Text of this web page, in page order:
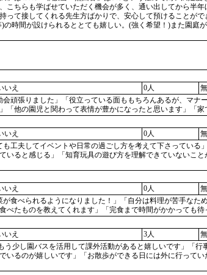
ちらも学ばせていただく機会が多く、通い出してから半
て接してくれる先生方ばかりで、安心して預けることが
時間が設けられるととても嬉しい。(強く希望！)また園庭
いえ 0人
頑張りました」「役立っている面ももちろんあるが、マ
他の園児と関わって表情が豊かになったと思います」「家
いえ 0人
工夫してイベントや日常の過ごし方を考えて下さってい
ると感じる」「知育玩具の遊び方を理解できていないこ
いえ 0人
食べられるようになりました！」「自分は料理が苦手な
たものを教えてくれます」「完食まで時間がかかっても待
いえ 3人
少し園バスを活用して課外活動があると嬉しいです」「
るのが嬉しいです」「お散歩ができる日には外に行って